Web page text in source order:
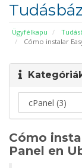
Ügyfélkapu
Cómo instalar
Cómo
Panel en